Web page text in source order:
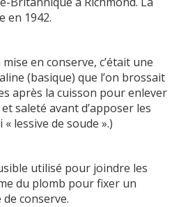
en 1942.
en conserve, c’était une
(basique) que l’on brossait
après la cuisson pour enlever
saleté avant d’apposer les
lessive de soude ».)
utilisé pour joindre les
du plomb pour fixer un
conserve.